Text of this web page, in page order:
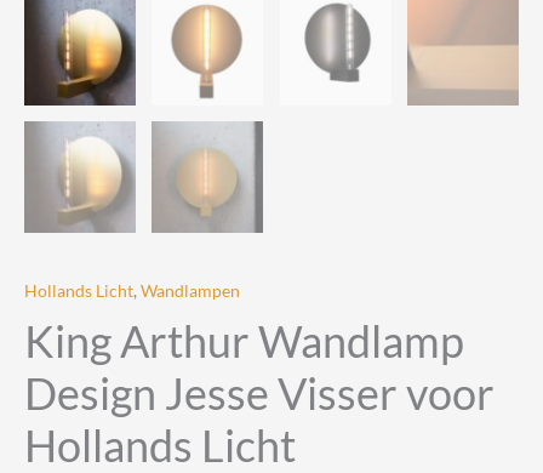
Hollands Licht, Wandlampen
King Arthur Wandlamp
Design Jesse Visser voor
Hollands Licht